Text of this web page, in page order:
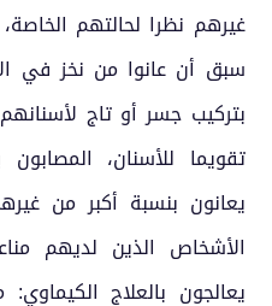
غيرهم نظرا لحالتهم
سبق أن عانوا من نخز في
بتركيب جسر أو تاج
تقويما للأسنان،
يعانون بنسبة أكبر من
الأشخاص الذين لديهم
يعالجون بالعلاج